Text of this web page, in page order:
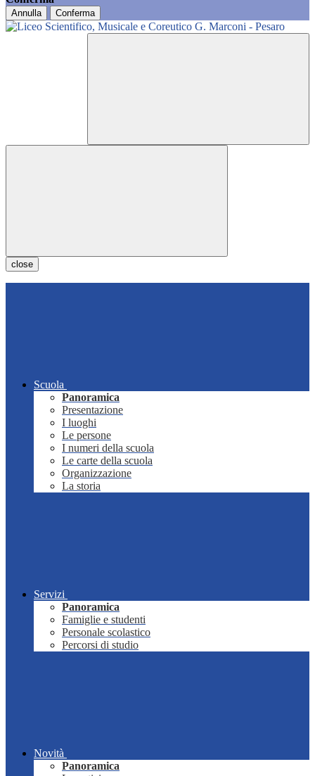
Annulla Conferma
close
Scuola
Panoramica
Presentazione
I luoghi
Le persone
I numeri della scuola
Le carte della scuola
Organizzazione
La storia
Servizi
Panoramica
Famiglie e studenti
Personale scolastico
Percorsi di studio
Novità
Panoramica